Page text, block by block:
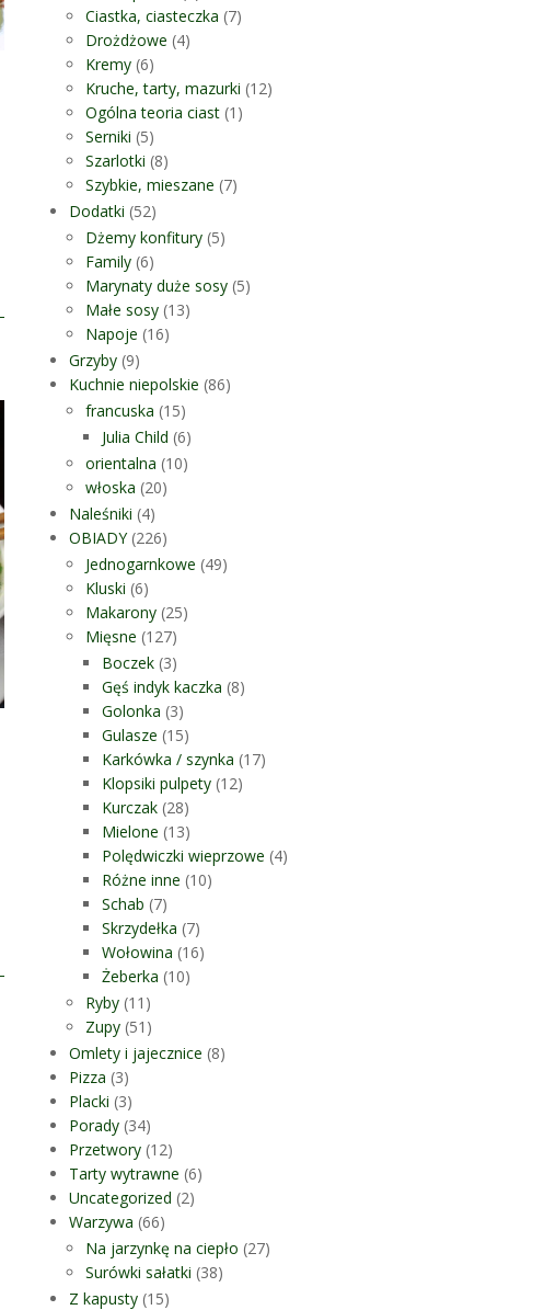
Ciastka, ciasteczka (7)
Drożdżowe (4)
Kremy (6)
Kruche, tarty, mazurki (12)
Ogólna teoria ciast (1)
Serniki (5)
Szarlotki (8)
Szybkie, mieszane (7)
Dodatki (52)
Dżemy konfitury (5)
Family (6)
Marynaty duże sosy (5)
Małe sosy (13)
Napoje (16)
Grzyby (9)
Kuchnie niepolskie (86)
francuska (15)
Julia Child (6)
orientalna (10)
włoska (20)
Naleśniki (4)
OBIADY(226)
Jednogarnkowe (49)
Kluski (6)
Makarony (25)
Mięsne (127)
Boczek (3)
Gęś indyk kaczka (8)
Golonka (3)
Gulasze (15)
Karkówka / szynka (17)
Klopsiki pulpety (12)
Kurczak (28)
Mielone (13)
Polędwiczki wieprzowe (4)
Różne inne (10)
Schab (7)
Skrzydełka (7)
Wołowina (16)
Żeberka (10)
Ryby (11)
Zupy (51)
Omlety i jajecznice (8)
Pizza (3)
Placki (3)
Porady (34)
Przetwory (12)
Tarty wytrawne (6)
Uncategorized (2)
Warzywa (66)
Na jarzynkę na ciepło (27)
Surówki sałatki (38)
Z kapusty (15)